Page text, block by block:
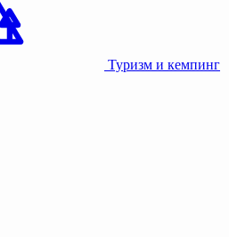
Туризм и кемпинг